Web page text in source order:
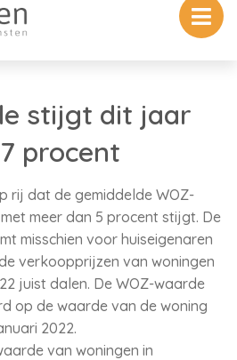
stijgt dit jaar
procent
rij dat de gemiddelde WOZ-
meer dan 5 procent stijgt. De
misschien voor huiseigenaren
verkoopprijzen van woningen
juist dalen. De WOZ-waarde
op de waarde van de woning
2022.
van woningen in